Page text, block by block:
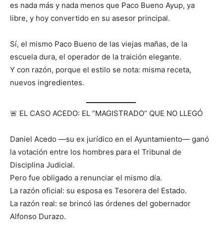
es nada más y nada menos que Paco Bueno Ayup, ya
libre, y hoy convertido en su asesor principal.
Sí, el mismo Paco Bueno de las viejas mañas, de la
escuela dura, el operador de la traición elegante.
Y con razón, porque el estilo se nota: misma receta,
nuevos ingredientes.
🚨 EL CASO ACEDO: EL “MAGISTRADO” QUE NO LLEGÓ
Daniel Acedo —su ex jurídico en el Ayuntamiento— ganó
la votación entre los hombres para el Tribunal de
Disciplina Judicial.
Pero fue obligado a renunciar el mismo día.
La razón oficial: su esposa es Tesorera del Estado.
La razón real: se brincó las órdenes del gobernador
Alfonso Durazo.